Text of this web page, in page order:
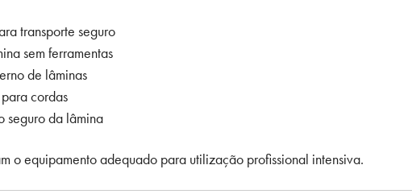
transporte seguro
sem ferramentas
de lâminas
cordas
seguro da lâmina
o equipamento adequado para utilização profissional intensiva.